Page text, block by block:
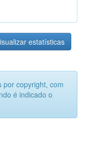
estatísticas
por copyright, com
é indicado o